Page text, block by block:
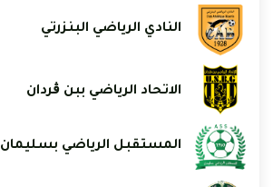
النادي الرياضي البنزرتي
الاتحاد الرياضي ببن ڨردان
المستقبل الرياضي بسليمان